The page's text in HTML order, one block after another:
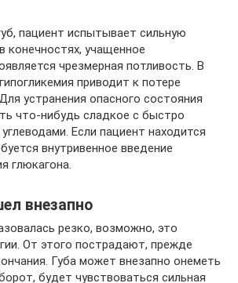
пациент испытывает сильную
конечностях, учащенное
чрезмерная потливость. В
приводит к потере
устранения опасного состояния
что-нибудь сладкое с быстро
Если пациент находится
внутривенное введение
глюкагона.
внезапно
резко, возможно, это
От этого пострадают, прежде
Губа может внезапно онеметь
будет чувствоваться сильная